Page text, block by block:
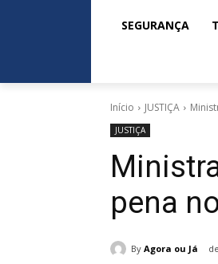
SEGURANÇA
Início JUSTIÇA
JUSTIÇA
pena
By Agora ou Já